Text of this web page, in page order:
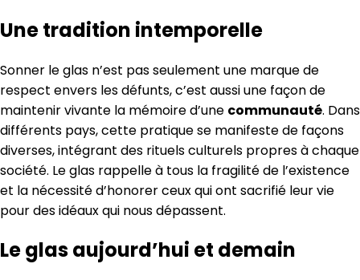
Une tradition intemporelle
Sonner le glas n’est pas seulement une marque de
respect envers les défunts, c’est aussi une façon de
maintenir vivante la mémoire d’une communauté. Dans
différents pays, cette pratique se manifeste de façons
diverses, intégrant des rituels culturels propres à chaque
société. Le glas rappelle à tous la fragilité de l’existence
et la nécessité d’honorer ceux qui ont sacrifié leur vie
pour des idéaux qui nous dépassent.
Le glas aujourd’hui et demain